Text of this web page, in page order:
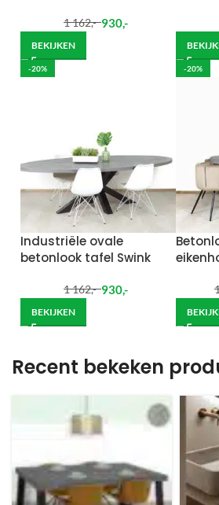
1 162,- 930,-
BEKIJKEN
-20%
Industriële ovale
betonlook tafel Swink
1 162,- 930,-
BEKIJKEN
-20%
Recent bekeken